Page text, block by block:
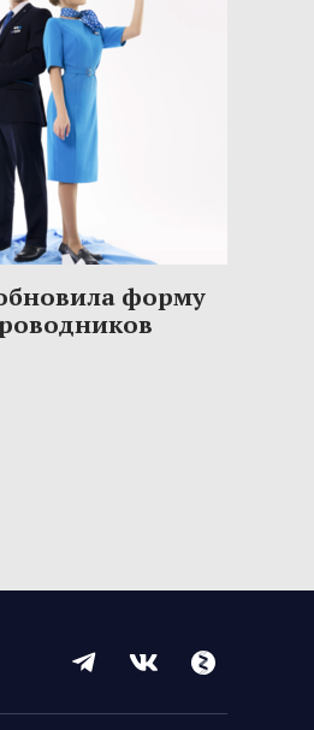
форму